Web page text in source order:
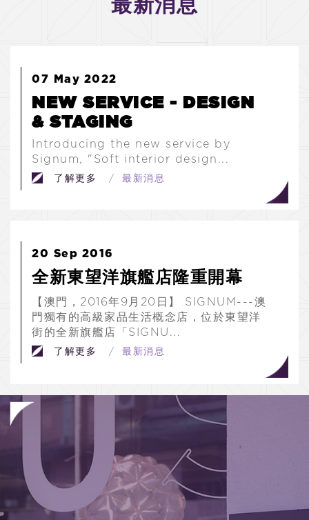
最新消息
07 May 2022
NEW SERVICE - DESIGN
& STAGING
Introducing the new service by
Signum, "Soft interior design...
了解更多 / 最新消息
20 Sep 2016
全新東望洋旗艦店隆重開幕
【澳門，2016年9月20日】 SIGNUM---澳
門獨有的高級家品生活概念店，位於東望洋
街的全新旗艦店「SIGNU...
了解更多 / 最新消息